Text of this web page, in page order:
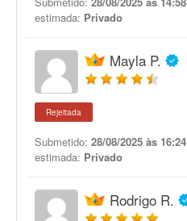
estimada: Privado
Mayla P.
Rejeitada
Submetido: 28/08/2025 às 16:24
estimada: Privado
Rodrigo R.